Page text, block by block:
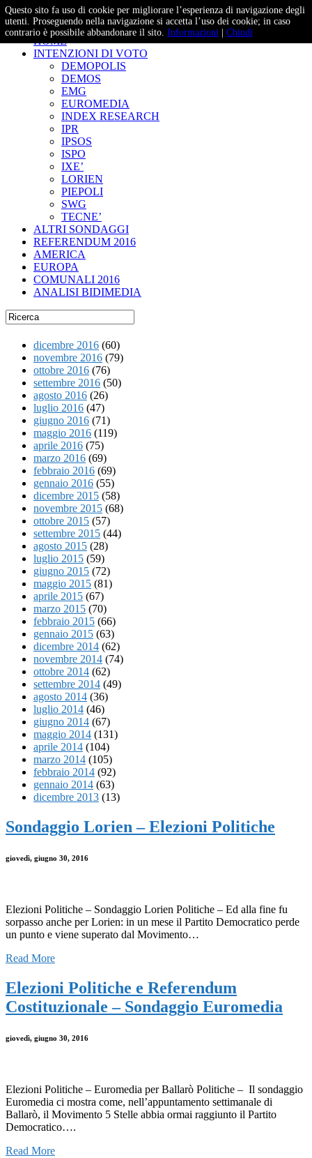
– Studi e Proiezioni Elettorali
HOME
INTENZIONI DI VOTO
DEMOPOLIS
DEMOS
EMG
EUROMEDIA
INDEX RESEARCH
IPR
IPSOS
ISPO
IXE’
LORIEN
PIEPOLI
SWG
TECNE’
ALTRI SONDAGGI
REFERENDUM 2016
AMERICA
EUROPA
COMUNALI 2016
ANALISI BIDIMEDIA
dicembre 2016 (60)
novembre 2016 (79)
ottobre 2016 (76)
settembre 2016 (50)
agosto 2016 (26)
luglio 2016 (47)
giugno 2016 (71)
maggio 2016 (119)
aprile 2016 (75)
marzo 2016 (69)
febbraio 2016 (69)
gennaio 2016 (55)
dicembre 2015 (58)
novembre 2015 (68)
ottobre 2015 (57)
settembre 2015 (44)
agosto 2015 (28)
luglio 2015 (59)
giugno 2015 (72)
maggio 2015 (81)
aprile 2015 (67)
marzo 2015 (70)
febbraio 2015 (66)
gennaio 2015 (63)
dicembre 2014 (62)
novembre 2014 (74)
ottobre 2014 (62)
settembre 2014 (49)
agosto 2014 (36)
luglio 2014 (46)
giugno 2014 (67)
maggio 2014 (131)
aprile 2014 (104)
marzo 2014 (105)
febbraio 2014 (92)
gennaio 2014 (63)
dicembre 2013 (13)
Sondaggio Lorien – Elezioni Politiche
giovedì, giugno 30, 2016
Elezioni Politiche – Sondaggio Lorien Politiche – Ed alla fine fu
sorpasso anche per Lorien: in un mese il Partito Democratico perde
un punto e viene superato dal Movimento…
Read More
Elezioni Politiche e Referendum
Costituzionale – Sondaggio Euromedia
giovedì, giugno 30, 2016
Elezioni Politiche – Euromedia per Ballarò Politiche – Il sondaggio
Euromedia ci mostra come, nell’appuntamento settimanale di
Ballarò, il Movimento 5 Stelle abbia ormai raggiunto il Partito
Democratico….
Read More
Questo sito fa uso di cookie per migliorare l’esperienza di navigazione degli
utenti. Proseguendo nella navigazione si accetta l’uso dei cookie; in caso
contrario è possibile abbandonare il sito. Informazioni Chiudi